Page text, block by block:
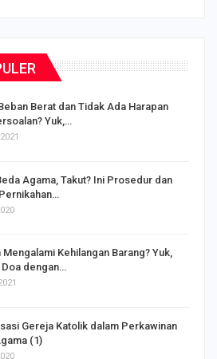
Berat dan Tidak Ada Harapan
Yuk,…
Agama, Takut? Ini Prosedur dan
Mengalami Kehilangan Barang? Yuk,
Doa dengan…
Gereja Katolik dalam Perkawinan
(1)